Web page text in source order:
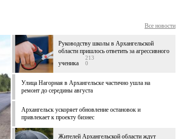
Все новости
Руководству школы в Архангельской
области пришлось ответить за агрессивного
ученика
213
0
Улица Нагорная в Архангельске частично ушла на
ремонт до середины августа
Архангельск ускоряет обновление остановок и
привлекает к проекту бизнес
Жителей Архангельской области ждут